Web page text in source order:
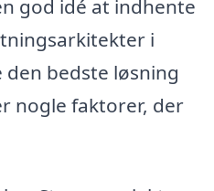
god idé at indhente
i
bedste løsning
nogle faktorer, der